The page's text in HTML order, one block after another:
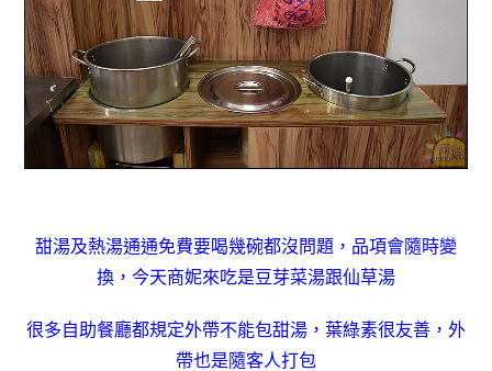
甜湯及熱湯通通免費要喝幾碗都沒問題，品項會隨時變
換，今天商妮來吃是豆芽菜湯跟仙草湯
很多自助餐廳都規定外帶不能包甜湯，葉綠素很友善，外
帶也是隨客人打包